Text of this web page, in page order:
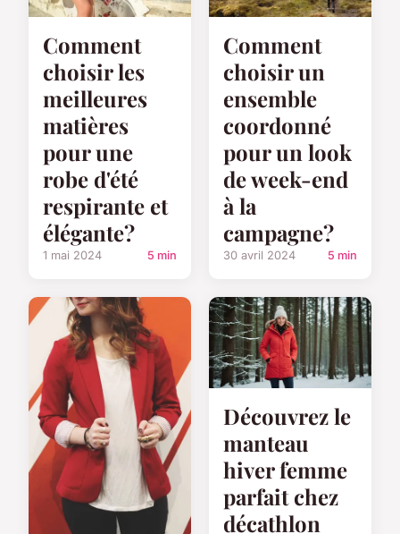
Comment
choisir les
meilleures
matières
pour une
robe d'été
respirante et
élégante?
1 mai 2024 5 min
Comment
choisir un
ensemble
coordonné
pour un look
de week-end
à la
campagne?
30 avril 2024 5 min
Découvrez le
manteau
hiver femme
parfait chez
décathlon